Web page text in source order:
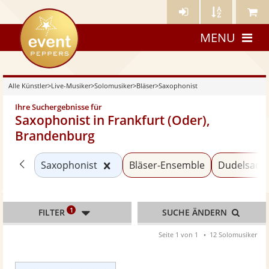
Künstler- Künstler Meine
eventpeppers
MENU
Alle Künstler>Live-Musiker>Solomusiker>Bläser>Saxophonist
Ihre Suchergebnisse für
Saxophonist in Frankfurt (Oder),
Brandenburg
Zurück zu «Bläser»
Saxophonist Kategorie «Saxophonist»
Bläser-Ensemble
FILTER 1 SUCHE ÄNDERN
Seite 1 von 1 12 Solomusiker